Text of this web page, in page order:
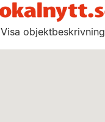
Visa objektbeskrivning